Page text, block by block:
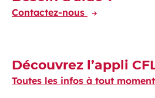
Contactez-nous
Découvrez l’appli
Toutes les infos à tout